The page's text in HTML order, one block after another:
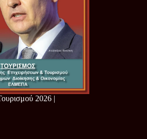
2026 |